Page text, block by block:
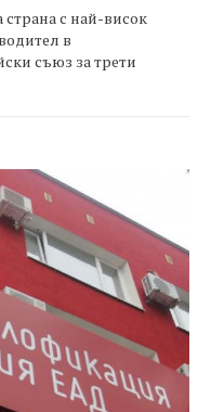
с най-висок
в
съюз за трети